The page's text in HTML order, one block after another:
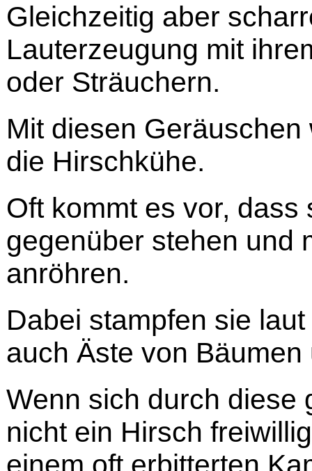
Gleichzeitig aber
Lauterzeugung mit
oder Sträuchern.
Mit diesen
die Hirschkühe.
Oft kommt es vor,
gegenüber stehen und
anröhren.
Dabei stampfen sie
auch Äste von
Wenn sich durch diese
nicht ein Hirsch